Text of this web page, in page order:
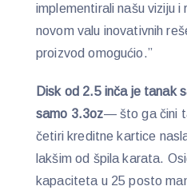
implementirali našu viziju i
novom valu inovativnih
proizvod omogućio.”
Disk od 2.5 inča je tanak
samo 3.3oz— što ga čini
četiri kreditne kartice
lakšim od špila karata.
kapaciteta u 25 posto